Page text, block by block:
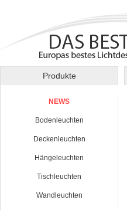
Produkte
NEWS
Bodenleuchten
Deckenleuchten
Hängeleuchten
Tischleuchten
Wandleuchten